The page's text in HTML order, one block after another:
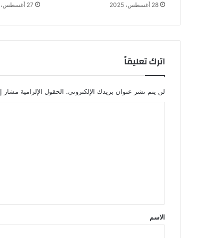
28 أغسطس، 2025 27 أغسطس، 2025
اترك تعليقاً
لن يتم نشر عنوان بريدك الإلكتروني. الحقول الإلزامية مشار
*
الاسم